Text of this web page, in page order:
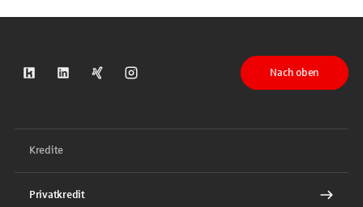
S-Kreditpartner auf Kununu
S-Kreditpartner auf LinkedIn
S-Kreditpartner auf Xing
S-Kreditpartner auf Instagram
Nach oben
Kredite
Privatkredit